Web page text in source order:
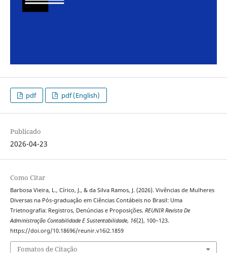
pdf pdf (English)
Publicado
2026-04-23
Como Citar
Barbosa Vieira, L., Círico, J., & da Silva Ramos, J. (2026). Vivências de Mulheres
Diversas na Pós-graduação em Ciências Contábeis no Brasil: Uma
Trietnografia: Registros, Denúncias e Proposições. REUNIR Revista De
Administração Contabilidade E Sustentabilidade, 16(2), 100–123.
https://doi.org/10.18696/reunir.v16i2.1859
Fomatos de Citação